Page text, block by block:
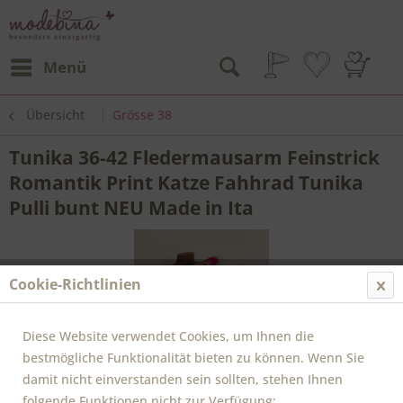
Menü
Übersicht Grösse 38
Tunika 36-42 Fledermausarm Feinstrick
Romantik Print Katze Fahhrad Tunika
Pulli bunt NEU Made in Ita
Cookie-Richtlinien
Diese Website verwendet Cookies, um Ihnen die
bestmögliche Funktionalität bieten zu können. Wenn Sie
damit nicht einverstanden sein sollten, stehen Ihnen